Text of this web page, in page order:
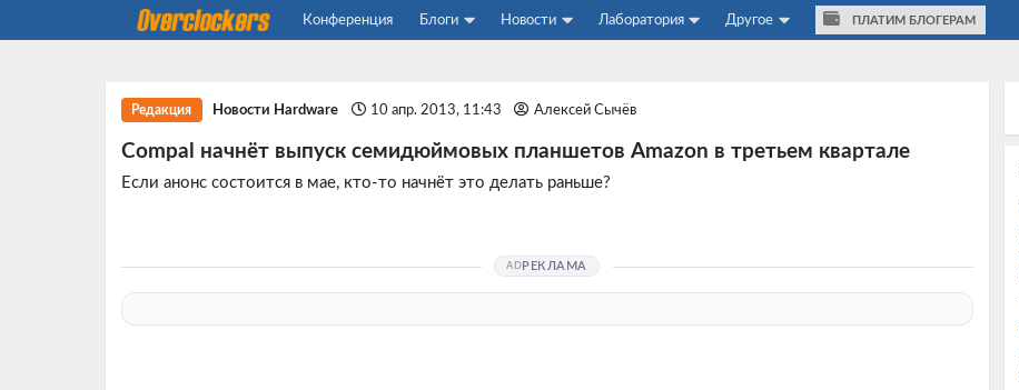
Конференция Блоги Новости Лаборатория Другое ПЛАТИМ БЛОГЕРАМ
Редакция Новости Hardware 10 апр. 2013, 11:43 Алексей Сычёв
Compal начнёт выпуск семидюймовых планшетов Amazon в третьем квартале
Если анонс состоится в мае, кто-то начнёт это делать раньше?
РЕКЛАМА